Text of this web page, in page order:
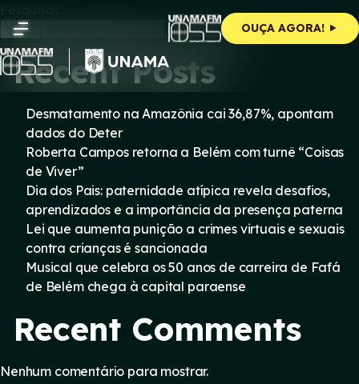
content
OUÇA AGORA!
Pesquisar
Pesquisar
Recent Posts
Desmatamento na Amazônia cai 36,87%, apontam
dados do Deter
Roberta Campos retorna a Belém com turnê “Coisas
de Viver”
Dia dos Pais: paternidade atípica revela desafios,
aprendizados e a importância da presença paterna
Lei que aumenta punição a crimes virtuais e sexuais
contra crianças é sancionada
Musical que celebra os 50 anos de carreira de Fafá
de Belém chega à capital paraense
Recent Comments
Nenhum comentário para mostrar.